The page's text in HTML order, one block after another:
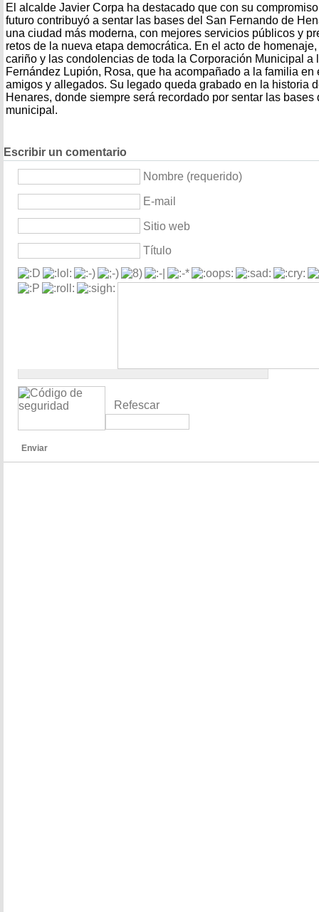
El alcalde Javier Corpa ha destacado que con su
futuro contribuyó a sentar las bases del San Fernando de
una ciudad más moderna, con mejores servicios públicos y
retos de la nueva etapa democrática. En el acto de
cariño y las condolencias de toda la Corporación Municipal a
Fernández Lupión, Rosa, que ha acompañado a la familia en
amigos y allegados. Su legado queda grabado en la historia
Henares, donde siempre será recordado por sentar las bases
municipal.
Escribir un comentario
Nombre (requerido)
E-mail
Sitio web
Título
Refescar
Enviar